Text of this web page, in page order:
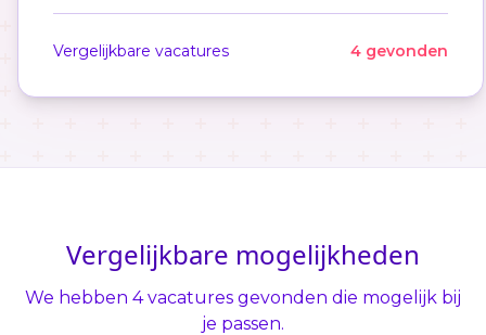
Vergelijkbare vacatures 4 gevonden
Vergelijkbare mogelijkheden
We hebben 4 vacatures gevonden die mogelijk bij
je passen.